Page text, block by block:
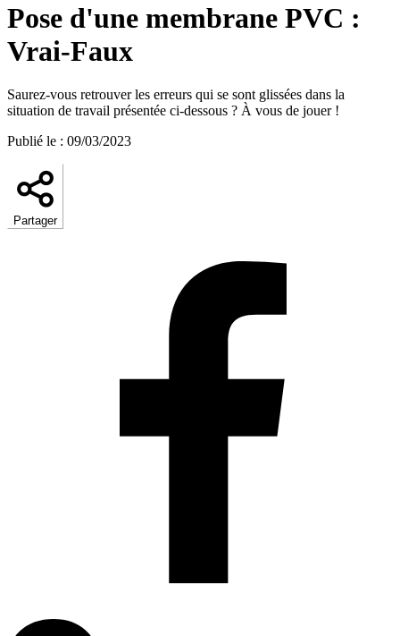
Pose d'une membrane PVC :
Vrai-Faux
Saurez-vous retrouver les erreurs qui se sont glissées dans la
situation de travail présentée ci-dessous ? À vous de jouer !
Publié le : 09/03/2023
Partager